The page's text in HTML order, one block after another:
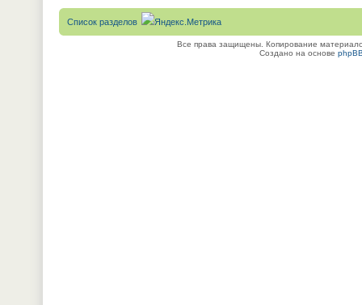
Список разделов
Все права защищены. Копирование
Создано на основе